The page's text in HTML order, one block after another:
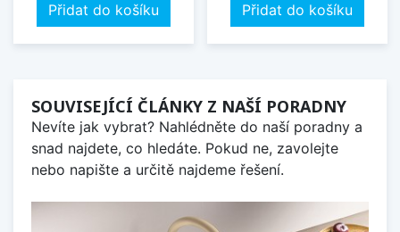
Přidat do košíku Přidat do košíku
SOUVISEJÍCÍ ČLÁNKY Z NAŠÍ PORADNY
Nevíte jak vybrat? Nahlédněte do naší poradny a
snad najdete, co hledáte. Pokud ne, zavolejte
nebo napište a určitě najdeme řešení.